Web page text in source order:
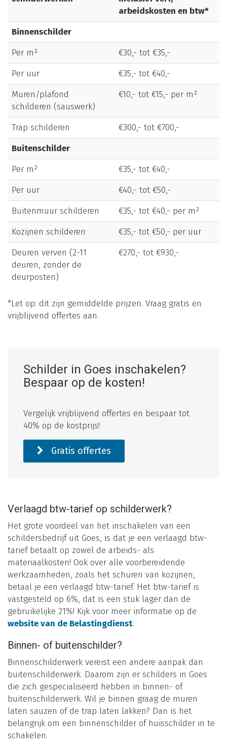
arbeidskosten en btw*
Binnenschilder
Per m²
€30,- tot €35,-
Per uur
€35,- tot €40,-
Muren/plafond
schilderen (sauswerk)
€10,- tot €15,- per m²
Trap schilderen
€300,- tot €700,-
Buitenschilder
Per m²
€35,- tot €40,-
Per uur
€40,- tot €50,-
Buitenmuur schilderen
€35,- tot €40,- per m²
Kozijnen schilderen
€35,- tot €50,- per uur
Deuren verven (2-11
deuren, zonder de
deurposten)
€270,- tot €930,-
*Let op: dit zijn gemiddelde prijzen. Vraag gratis en
vrijblijvend offertes aan.
Schilder in Goes inschakelen?
Bespaar op de kosten!
Vergelijk vrijblijvend offertes en bespaar tot
40% op de kostprijs!
Gratis offertes
Verlaagd btw-tarief op schilderwerk?
Het grote voordeel van het inschakelen van een
schildersbedrijf uit Goes, is dat je een verlaagd btw-
tarief betaalt op zowel de arbeids- als
materiaalkosten! Ook over alle voorbereidende
werkzaamheden, zoals het schuren van kozijnen,
betaal je een verlaagd btw-tarief. Het btw-tarief is
vastgesteld op 6%, dat is een stuk lager dan de
gebruikelijke 21%! Kijk voor meer informatie op de
website van de Belastingdienst.
Binnen- of buitenschilder?
Binnenschilderwerk vereist een andere aanpak dan
buitenschilderwerk. Daarom zijn er schilders in Goes
die zich gespecialiseerd hebben in binnen- of
buitenschilderwerk. Wil je binnen graag de muren
laten sauzen of de trap laten lakken? Dan is het
belangrijk om een binnenschilder of huisschilder in te
schakelen.